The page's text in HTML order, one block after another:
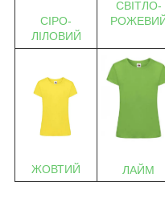
СІРО-
ЛІЛОВИЙ
СВІТЛО-
ЖОВТИЙ ЛАЙМ